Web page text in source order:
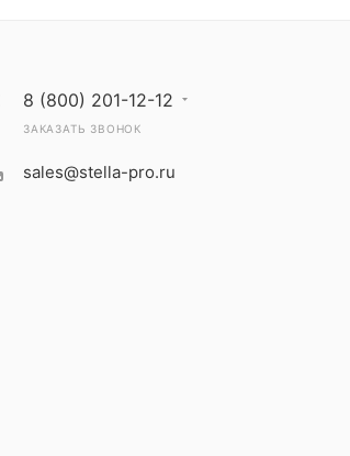
8 (800) 201-12-12
ЗАКАЗАТЬ ЗВОНОК
sales@stella-pro.ru